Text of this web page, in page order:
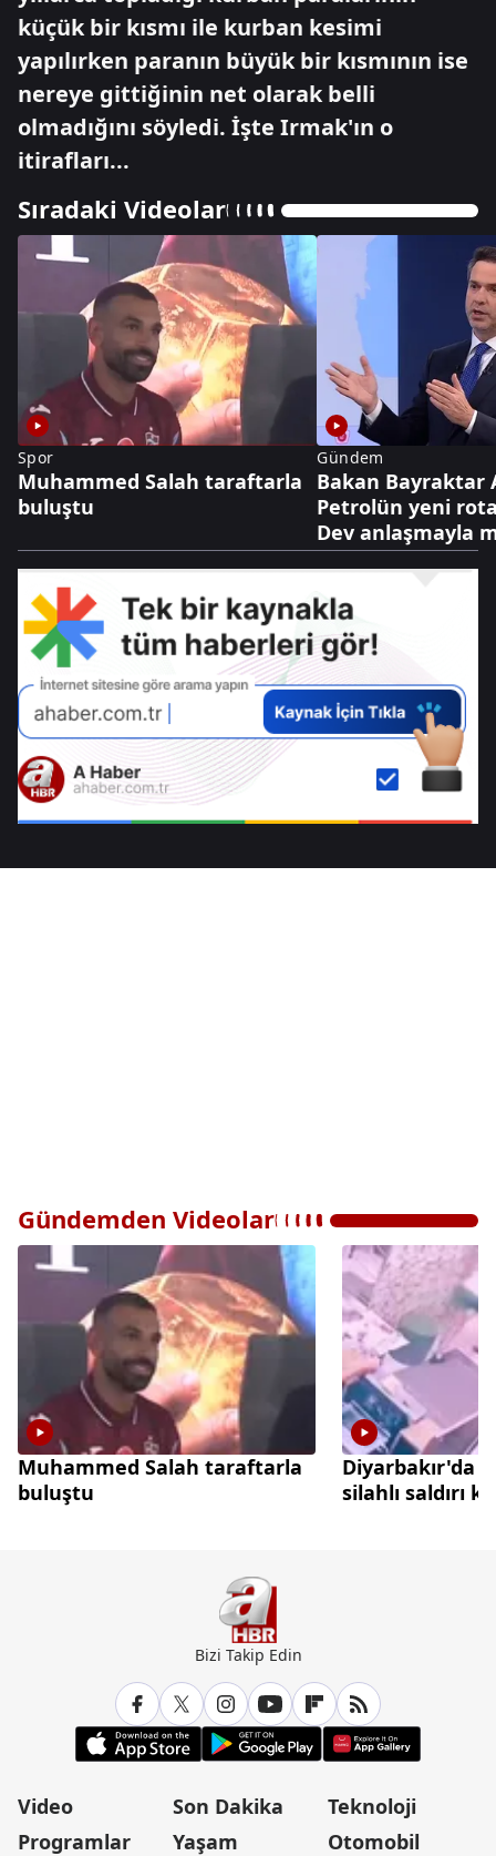
küçük bir kısmı ile kurban kesimi
yapılırken paranın büyük bir kısmının ise
nereye gittiğinin net olarak belli
olmadığını söyledi. İşte Irmak'ın o
itirafları...
Sıradaki Videolar
Spor
Muhammed Salah taraftarla
buluştu
Gündem
Bakan Bayraktar
Petrolün yeni
Dev anlaşmayla
dolarlık hamle
Gündemden Videolar
Muhammed Salah taraftarla
buluştu
Diyarbakır'da
silahlı saldırı
Bizi Takip Edin
Video
Programlar
Son Dakika
Yaşam
Teknoloji
Otomobil